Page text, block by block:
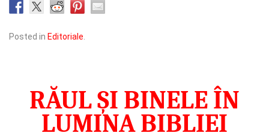
Posted in Editoriale
RĂUL ȘI BINELE ÎN
LUMINA BIBLIEI